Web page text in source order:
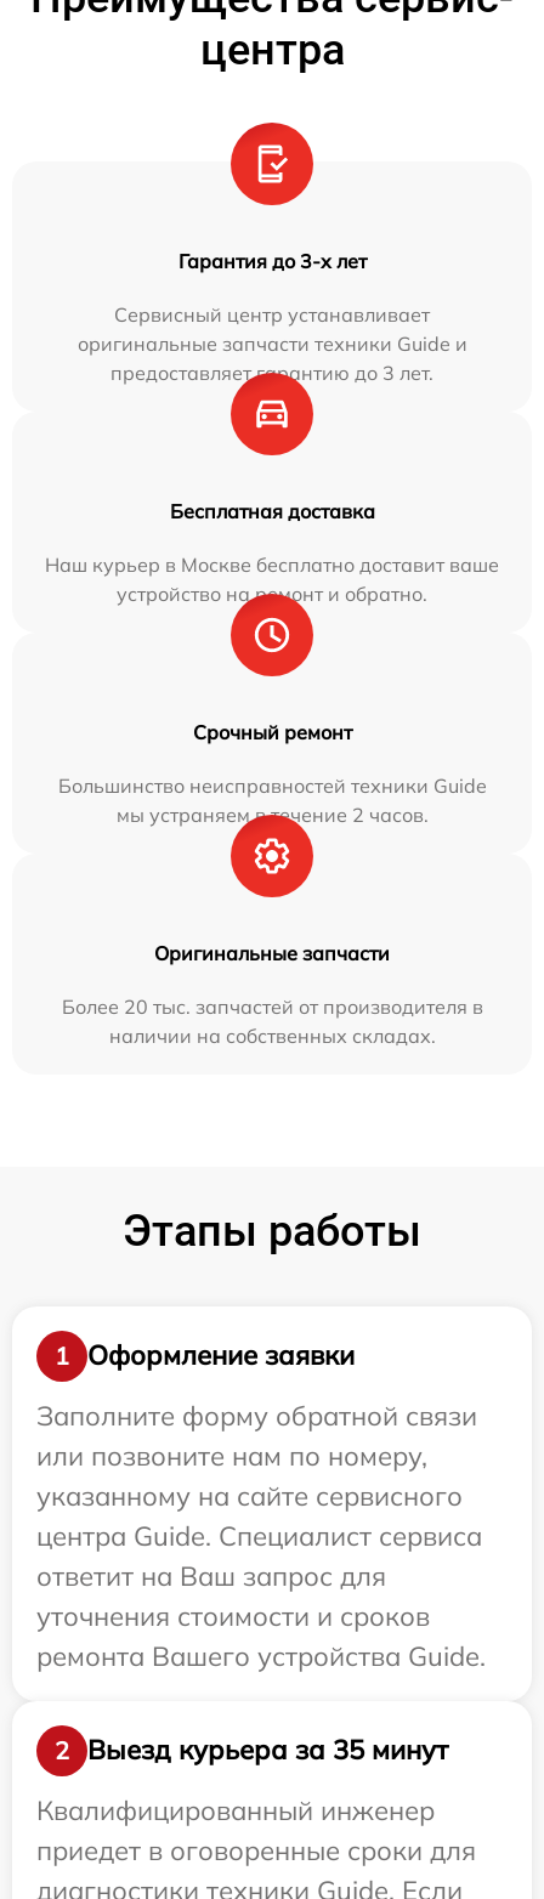
центра
Гарантия до 3-х лет
Сервисный центр устанавливает
оригинальные запчасти техники Guide и
предоставляет гарантию до 3 лет.
Бесплатная доставка
Наш курьер в Москве бесплатно доставит ваше
устройство на ремонт и обратно.
Срочный ремонт
Большинство неисправностей техники Guide
мы устраняем в течение 2 часов.
Оригинальные запчасти
Более 20 тыс. запчастей от производителя в
наличии на собственных складах.
Этапы работы
1
Оформление заявки
Заполните форму обратной связи
или позвоните нам по номеру,
указанному на сайте сервисного
центра Guide. Специалист сервиса
ответит на Ваш запрос для
уточнения стоимости и сроков
ремонта Вашего устройства Guide.
2
Выезд курьера за 35 минут
Квалифицированный инженер
приедет в оговоренные сроки для
диагностики техники Guide. Если